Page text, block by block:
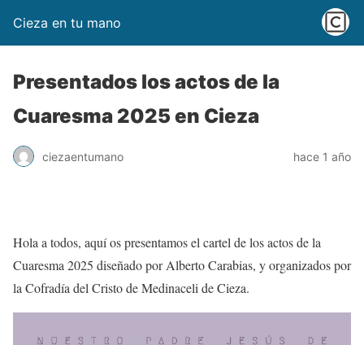
Cieza en tu mano
Presentados los actos de la
Cuaresma 2025 en Cieza
ciezaentumano hace 1 año
Hola a todos, aquí os presentamos el cartel de los actos de la
Cuaresma 2025 diseñado por Alberto Carabias, y organizados por
la Cofradía del Cristo de Medinaceli de Cieza.